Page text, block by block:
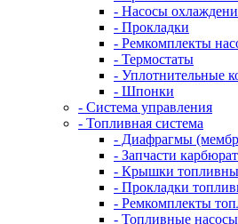
- Насосы
- Прокладки
- Ремкомплекты
- Термостаты
- Уплотнительные
- Шпонки
- Система управления
- Топливная система
- Диафрагмы
- Запчасти
- Крышки
- Прокладки
- Ремкомплекты
- Топливные насосы